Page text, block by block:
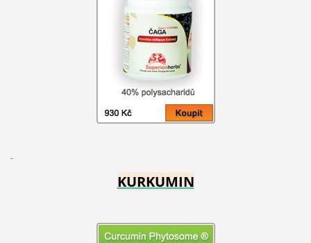
KURKUMIN